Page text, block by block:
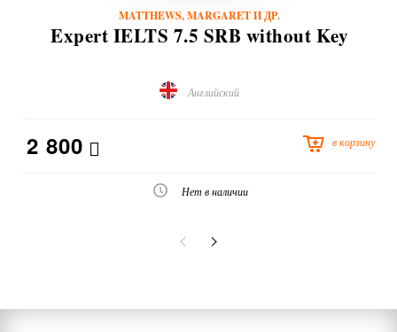
MATTHEWS, MARGARET И ДР.
Expert IELTS 7.5 SRB without Key
Английский
2 800 в корзину
Нет в наличии